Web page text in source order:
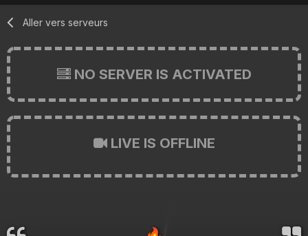
Aller vers serveurs
NO SERVER IS ACTIVATED
LIVE IS OFFLINE